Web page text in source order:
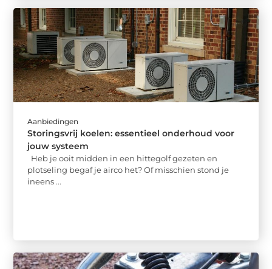
Aanbiedingen
Storingsvrij koelen: essentieel onderhoud voor
jouw systeem
Heb je ooit midden in een hittegolf gezeten en
plotseling begaf je airco het? Of misschien stond je
ineens ...